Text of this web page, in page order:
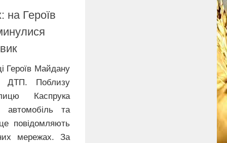
на Героїв
Героїв Майдану
ДТП. Поблизу
Каспрука
автомобіль та
мережах. За